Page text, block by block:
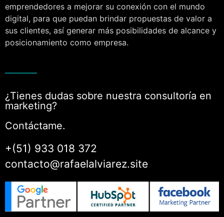
emprendedores a mejorar su conexión con el mundo
digital, para que puedan brindar propuestas de valor a
sus clientes, así generar más posibilidades de alcance y
posicionamiento como empresa.
¿Tienes dudas sobre nuestra consultoría en
marketing?
Contáctame.
+(51) 933 018 372
contacto@rafaelalviarez.site